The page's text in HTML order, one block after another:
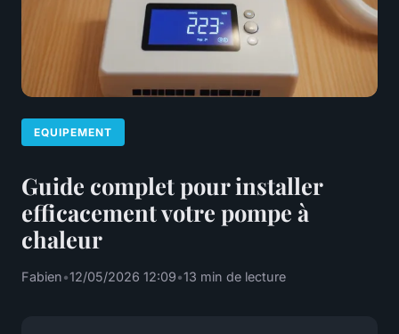
EQUIPEMENT
Guide complet pour installer
efficacement votre pompe à
chaleur
Fabien•12/05/2026 12:09•13 min de lecture